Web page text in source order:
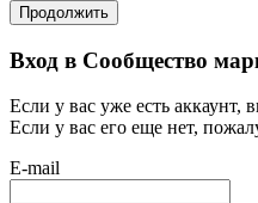
Продолжить
Вход в Сообщество
Если у вас уже есть аккаунт,
Если у вас его еще нет,
E-mail